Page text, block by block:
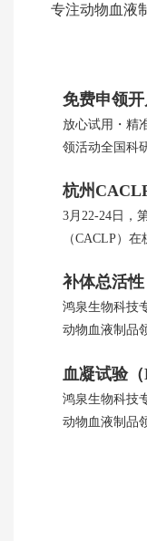
专注动物血液
放心试用・精
领活动全国科
3月22-24日，
（CACLP）
补体总活
鸿泉生物科技
动物血液制品
血凝试验
鸿泉生物科技
动物血液制品